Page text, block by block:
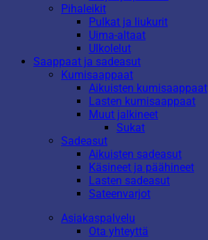
Pihaleikit
Pulkat ja liukurit
Uima-altaat
Ulkolelut
Saappaat ja sadeasut
Kumisaappaat
Aikuisten kumisaappaat
Lasten kumisaappaat
Muut jalkineet
Sukat
Sadeasut
Aikuisten sadeasut
Käsineet ja päähineet
Lasten sadeasut
Sateenvarjot
Asiakaspalvelu
Ota yhteyttä